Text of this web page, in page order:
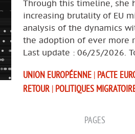
Through this timeline, she
increasing brutality of EU
analysis of the dynamics
the adoption of ever more
Last update : 06/25/2026.
UNION EUROPÉENNE | PACTE
RETOUR | POLITIQUES
PAGES